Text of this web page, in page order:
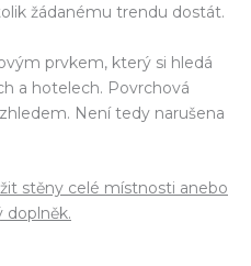
žádanému trendu dostát.
prvkem, který si hledá
a hotelech. Povrchová
Není tedy narušena
stěny celé místnosti anebo
doplněk.